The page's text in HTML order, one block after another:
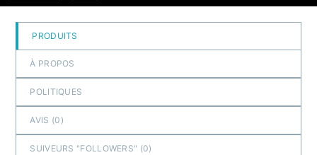
PRODUITS
À PROPOS
POLITIQUES
AVIS (0 )
SUIVEURS "FOLLOWERS" (0)